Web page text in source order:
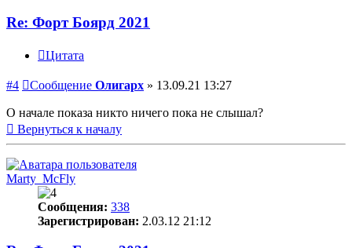
Re: Форт Боярд 2021
Цитата
#4 Сообщение Олигарх » 13.09.21 13:27
О начале показа никто ничего пока не слышал?
Вернуться к началу
Marty_McFly
Сообщения: 338
Зарегистрирован: 2.03.12 21:12